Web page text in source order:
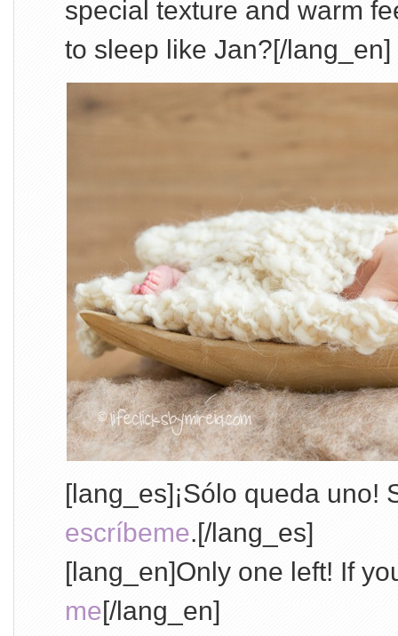
special texture and warm
to sleep like Jan?[/lang_en]
[lang_es]¡Sólo queda uno!
escríbeme.[/lang_es]
[lang_en]Only one left! If
me[/lang_en]